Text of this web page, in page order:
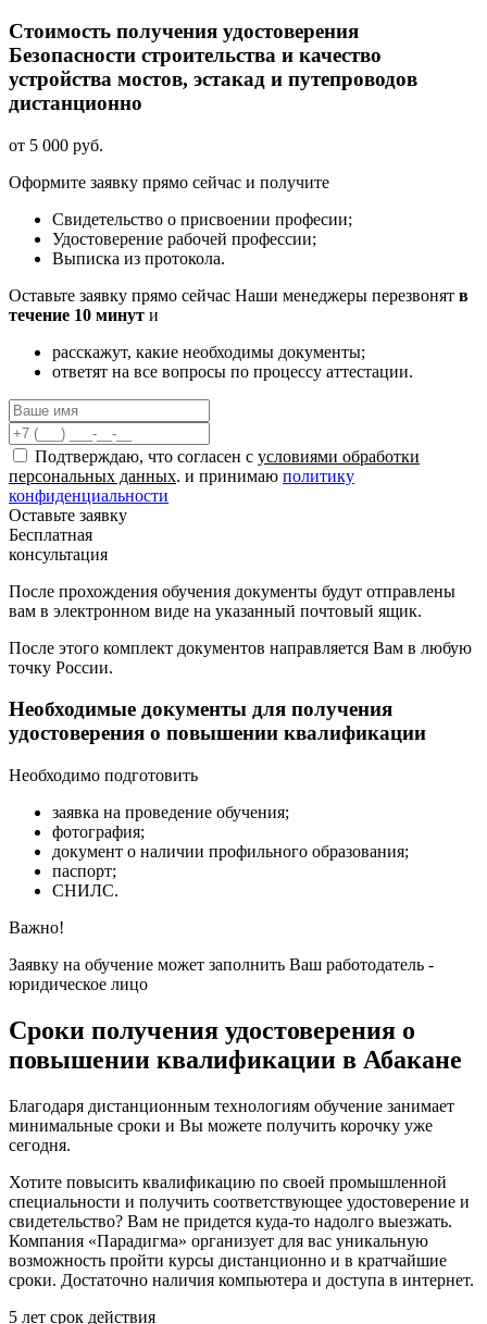
Стоимость получения удостоверения
Безопасности строительства и качество
устройства мостов, эстакад и путепроводов
дистанционно
от 5 000 руб.
Оформите заявку прямо сейчас и получите
Свидетельство о присвоении професии;
Удостоверение рабочей профессии;
Выписка из протокола.
Оставьте заявку прямо сейчас Наши менеджеры перезвонят в
течение 10 минут и
расскажут, какие необходимы документы;
ответят на все вопросы по процессу аттестации.
Подтверждаю, что согласен с условиями обработки
персональных данных. и принимаю политику
конфиденциальности
Оставьте заявку
Бесплатная
консультация
После прохождения обучения документы будут отправлены
вам в электронном виде на указанный почтовый ящик.
После этого комплект документов направляется Вам в любую
точку России.
Необходимые документы для получения
удостоверения о повышении квалификации
Необходимо подготовить
заявка на проведение обучения;
фотография;
документ о наличии профильного образования;
паспорт;
СНИЛС.
Важно!
Заявку на обучение может заполнить Ваш работодатель -
юридическое лицо
Сроки получения удостоверения о
повышении квалификации в Абакане
Благодаря дистанционным технологиям обучение занимает
минимальные сроки и Вы можете получить корочку уже
сегодня.
Хотите повысить квалификацию по своей промышленной
специальности и получить соответствующее удостоверение и
свидетельство? Вам не придется куда-то надолго выезжать.
Компания «Парадигма» организует для вас уникальную
возможность пройти курсы дистанционно и в кратчайшие
сроки. Достаточно наличия компьютера и доступа в интернет.
5 лет срок действия